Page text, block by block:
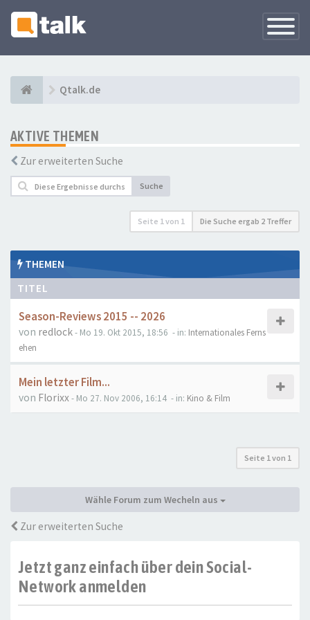
Qtalk.de
AKTIVE THEMEN
Zur erweiterten Suche
Suche
Seite 1von 1 Die Suche ergab 2 Treffer
THEMEN
TITEL
Season-Reviews 2015 -- 2026
von redlock- Mo 19. Okt 2015, 18:56 - in: Internationales Ferns
ehen
Mein letzter Film...
von Florixx- Mo 27. Nov 2006, 16:14 - in: Kino & Film
Seite 1von 1
Wähle Forum zum Wecheln aus
Zur erweiterten Suche
Jetzt ganz einfach über dein Social-
Network anmelden